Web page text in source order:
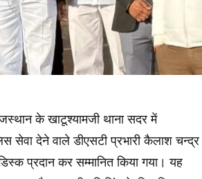
के खाटूश्यामजी थाना सदर में
सेवा देने वाले डीएसटी प्रभारी कैलाश चन्द्र
प्रदान कर सम्मानित किया गया। यह